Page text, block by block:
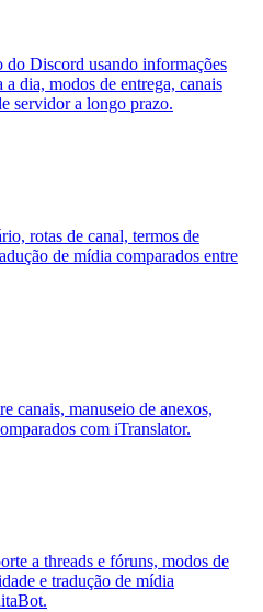
do Discord usando informações
dia, modos de entrega, canais
servidor a longo prazo.
rotas de canal, termos de
de mídia comparados entre
canais, manuseio de anexos,
com iTranslator.
a threads e fóruns, modos de
e tradução de mídia